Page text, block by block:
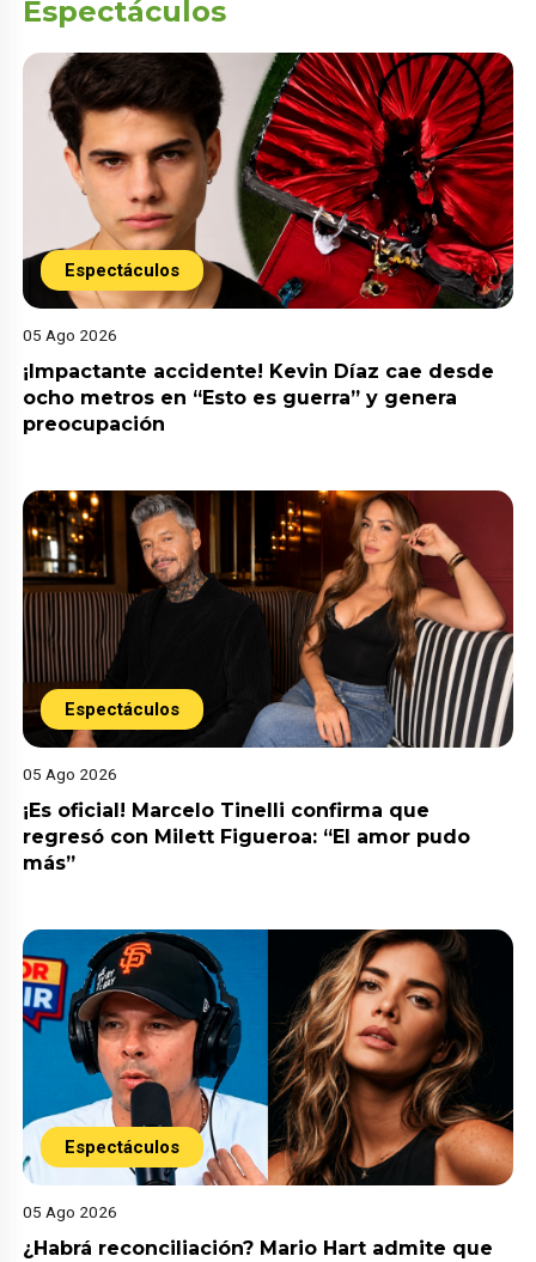
Espectáculos
Espectáculos
05 Ago 2026
¡Impactante accidente! Kevin Díaz cae desde
ocho metros en “Esto es guerra” y genera
preocupación
Espectáculos
05 Ago 2026
¡Es oficial! Marcelo Tinelli confirma que
regresó con Milett Figueroa: “El amor pudo
más”
Espectáculos
05 Ago 2026
¿Habrá reconciliación? Mario Hart admite que